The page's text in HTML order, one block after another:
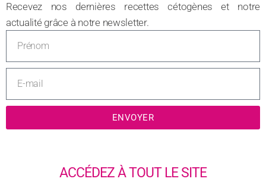
Recevez nos dernières recettes cétogènes et notre
actualité grâce à notre newsletter.
ENVOYER
ACCÉDEZ À TOUT LE SITE